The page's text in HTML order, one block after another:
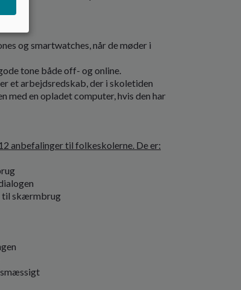
og smartwatches, når de møder i
tone både off- og online.
et arbejdsredskab, der i skoletiden
med en opladet computer, hvis den har
anbefalinger til folkeskolerne. De er:
til skærmbrug